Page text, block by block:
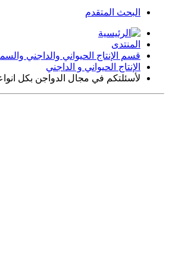
البحث المتقدم
المنتدى
قسم الإنتاج الحيواني والداجني
الإنتاج الحيواني و الداجني
لأسئلتكم في مجال الدواجن بكل